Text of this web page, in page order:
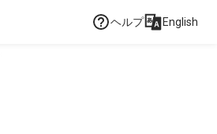
ヘルプ English